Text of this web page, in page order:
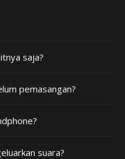
saja?
pemasangan?
suara?